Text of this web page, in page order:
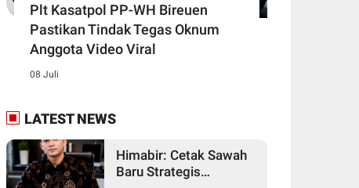
Plt Kasatpol PP-WH Bireuen
Pastikan Tindak Tegas Oknum
Anggota Video Viral
08 Juli
LATEST NEWS
Himabir: Cetak Sawah
Baru Strategis